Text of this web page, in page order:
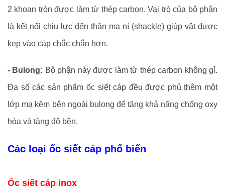
2 khoan tròn được làm từ thép carbon. Vai trò của bộ phận
là kết nối chịu lực đến thân ma ní (shackle) giúp vật được
kẹp vào cáp chắc chắn hơn.
- Bulong: Bộ phận này được làm từ thép carbon không gỉ.
Đa số các sản phẩm ốc siết cáp đều được phủ thêm một
lớp mạ kẽm bên ngoài bulong để tăng khả năng chống oxy
hóa và tăng độ bền.
Các loại ốc siết cáp phổ biến
Ốc siết cáp inox